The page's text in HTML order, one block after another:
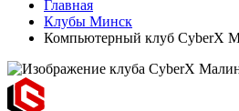
Главная
Клубы Минск
Компьютерный клуб CyberX